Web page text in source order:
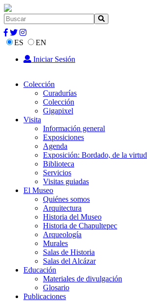
ES
EN
Iniciar Sesión
Colección
Curadurías
Colección
Gigapixel
Visita
Información general
Exposiciones
Agenda
Exposición: Bordado, de la virtud
Biblioteca
Servicios
Visitas guiadas
El Museo
Quiénes somos
Arquitectura
Historia del Museo
Historia de Chapultepec
Arqueología
Murales
Salas de Historia
Salas del Alcázar
Educación
Materiales de divulgación
Glosario
Publicaciones